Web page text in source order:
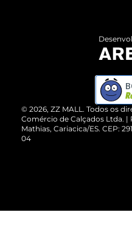
ZZ MALL é confiável
Cartão Presente
Vendas Corporativas
Devolução do Produto
Compre pelo
© 2026, ZZ MALL. Todos os
Comércio de Calçados Ltda. |
Mathias, Cariacica/ES. CEP:
04